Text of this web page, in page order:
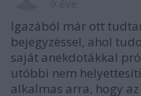
Igazából már ott
bejegyzéssel, ahol
saját anekdotákkal
utóbbi nem
alkalmas arra, hogy